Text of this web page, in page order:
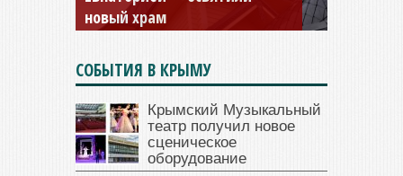
новый храм
открыт для посещения
СОБЫТИЯ В КРЫМУ
Крымский Музыкальный
театр получил новое
сценическое
оборудование